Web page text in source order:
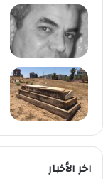
اخر الأخبار